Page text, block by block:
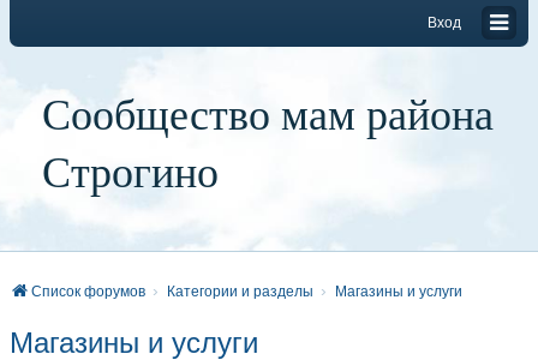
Вход
Сообщество мам района
Строгино
Список форумов Категории и разделы Магазины и услуги
Магазины и услуги